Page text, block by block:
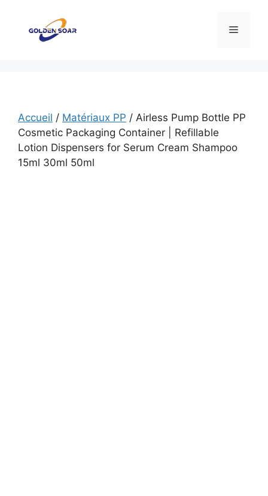
contenu
Menu
Accueil / Matériaux PP / Airless Pump Bottle PP
Cosmetic Packaging Container | Refillable
Lotion Dispensers for Serum Cream Shampoo
15ml 30ml 50ml